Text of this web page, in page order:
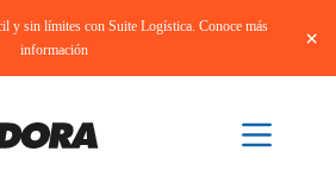
y sin límites con Suite Logística. Conoce más
información
×